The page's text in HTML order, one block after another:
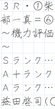
３Ｒ・①
部一真＝⑥
～機力評
～
Ｓランク…
Ａ＋ラン
Ａランク
益田啓司